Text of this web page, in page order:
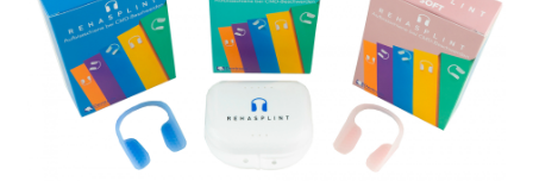
Zwroty i Reklamacje
Regulamin sklepu